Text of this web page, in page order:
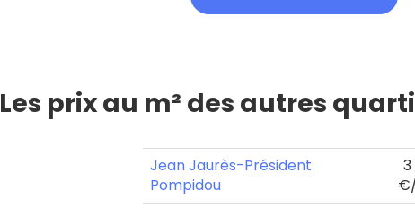
Les prix au m² des autres
Jean Jaurès-Président
Pompidou
3